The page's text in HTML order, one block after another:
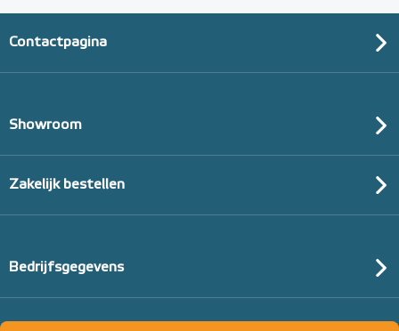
Contactpagina
Showroom
Zakelijk bestellen
Bedrijfsgegevens